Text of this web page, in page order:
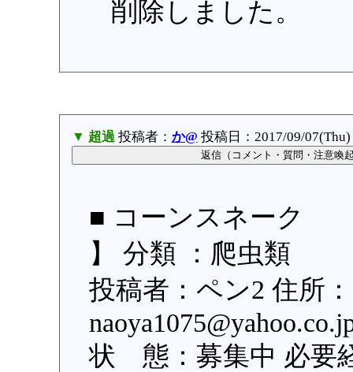
削除しました。
▼ 超過投稿者： か@ 投稿日：2017/09/
■ コーンスネーク
】 分類 ：爬虫類
投稿者：ペン2 住所
状 態：募集中 必要